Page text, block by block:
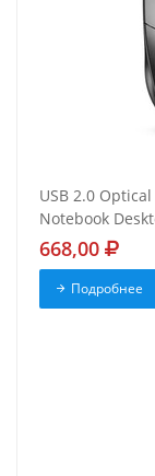
USB 2.0
Notebook
668,00
Подробнее